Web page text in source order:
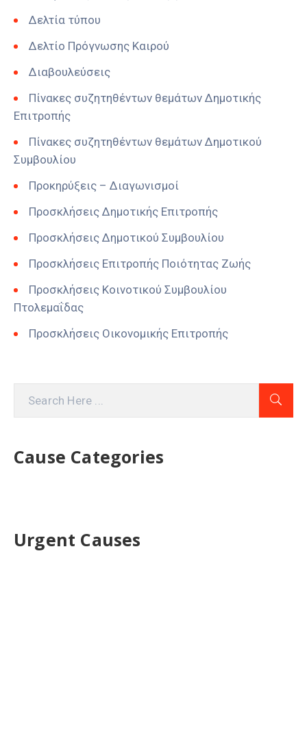
Δελτία τύπου
Δελτίο Πρόγνωσης Καιρού
Διαβουλεύσεις
Πίνακες συζητηθέντων θεμάτων Δημοτικής
Επιτροπής
Πίνακες συζητηθέντων θεμάτων Δημοτικού
Συμβουλίου
Προκηρύξεις – Διαγωνισμοί
Προσκλήσεις Δημοτικής Επιτροπής
Προσκλήσεις Δημοτικού Συμβουλίου
Προσκλήσεις Επιτροπής Ποιότητας Ζωής
Προσκλήσεις Κοινοτικού Συμβουλίου
Πτολεμαΐδας
Προσκλήσεις Οικονομικής Επιτροπής
Cause Categories
Urgent Causes